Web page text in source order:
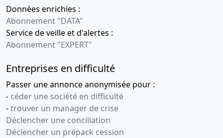
Données enrichies :
Abonnement "DATA"
Service de veille et d'alertes :
Abonnement "EXPERT"
Entreprises en difficulté
Passer une annonce anonymisée pour :
- céder une société en difficulté
-trouver un manager de crise
Déclencher une conciliation
Déclencher un prépack cession